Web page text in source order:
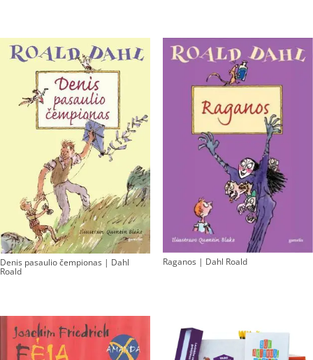
Denis pasaulio čempionas | Dahl
Roald
Raganos | Dahl Roald